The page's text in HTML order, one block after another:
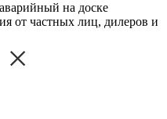
на доске
от частных лиц, дилеров и